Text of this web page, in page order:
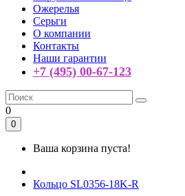
Ожерелья
Серьги
О компании
Контакты
Наши гарантии
+7 (495) 00-67-123
0
0
Ваша корзина пуста!
Кольцо SL0356-18K-R